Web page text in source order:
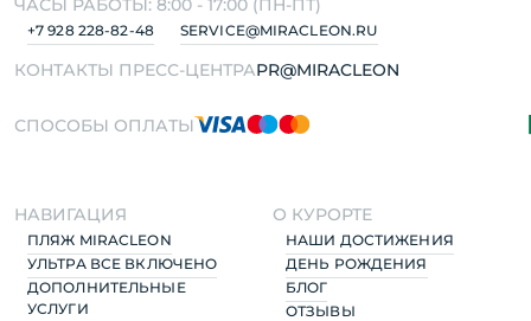
+7 928 228-82-48 SERVICE@MIRACLEON.RU
КОНТАКТЫ ПРЕСС-ЦЕНТРАPR@MIRACLEON
СПОСОБЫ ОПЛАТЫ
НАВИГАЦИЯ
ПЛЯЖ MIRACLEON
УЛЬТРА ВСЕ ВКЛЮЧЕНО
ДОПОЛНИТЕЛЬНЫЕ
УСЛУГИ
О КУРОРТЕ
НАШИ ДОСТИЖЕНИЯ
ДЕНЬ РОЖДЕНИЯ
БЛОГ
ОТЗЫВЫ